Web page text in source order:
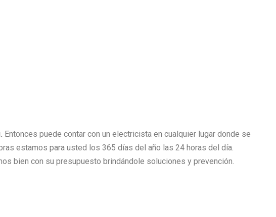
Entonces puede contar con un electricista en cualquier lugar donde se
estamos para usted los 365 días del año las 24 horas del día.
bien con su presupuesto brindándole soluciones y prevención.